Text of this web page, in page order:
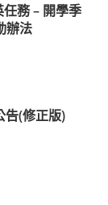
務 – 開學季
辦法
告(修正版)